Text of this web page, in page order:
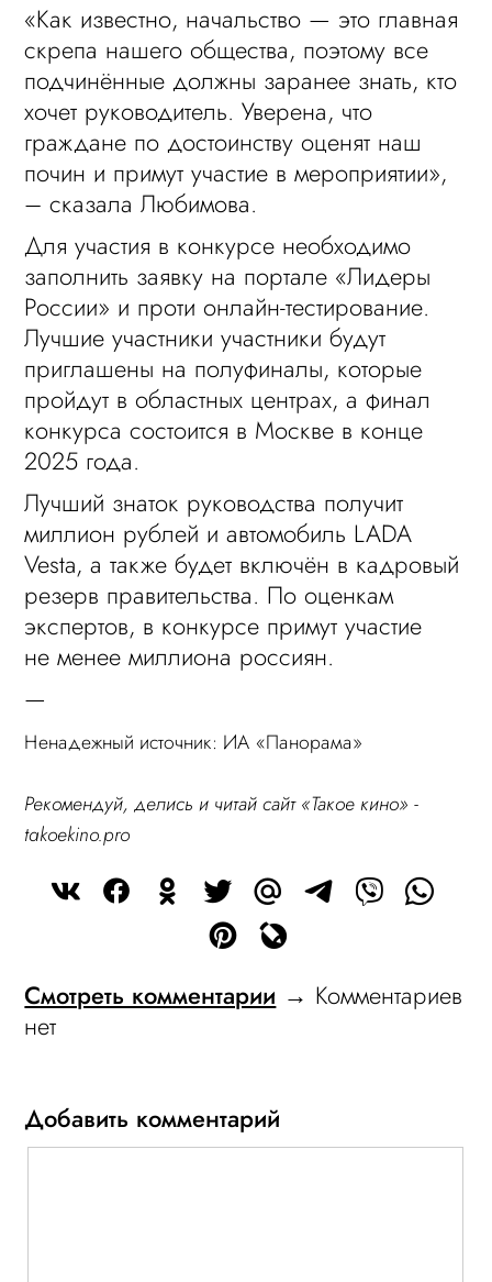
«Как известно, начальство — это главная
скрепа нашего общества, поэтому все
подчинённые должны заранее знать, кто
хочет руководитель. Уверена, что
граждане по достоинству оценят наш
почин и примут участие в мероприятии»,
– сказала Любимова.
Для участия в конкурсе необходимо
заполнить заявку на портале «Лидеры
России» и проти онлайн-тестирование.
Лучшие участники участники будут
приглашены на полуфиналы, которые
пройдут в областных центрах, а финал
конкурса состоится в Москве в конце
2025 года.
Лучший знаток руководства получит
миллион рублей и автомобиль LADA
Vesta, а также будет включён в кадровый
резерв правительства. По оценкам
экспертов, в конкурсе примут участие
не менее миллиона россиян.
—
Ненадежный источник: ИА «Панорама»
Рекомендуй, делись и читай сайт «Такое кино» -
takoekino.pro
Смотреть комментарии → Комментариев
нет
Добавить комментарий